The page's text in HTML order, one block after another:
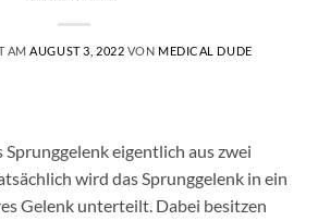
AMAUGUST 3, 2022 VON MEDICAL DUDE
Sprunggelenk eigentlich aus zwei
wird das Sprunggelenk in ein
Gelenk unterteilt. Dabei besitzen